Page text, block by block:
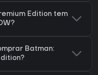
Edition tem
Batman: